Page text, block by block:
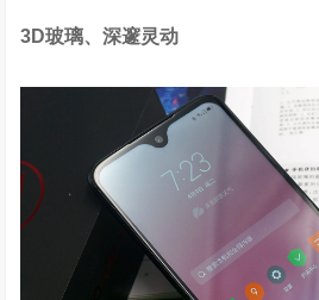
3D玻璃、深邃灵动